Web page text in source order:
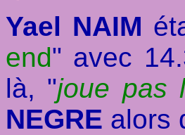
Yael NAIM
end" avec
là, "joue pas
NEGRE alors